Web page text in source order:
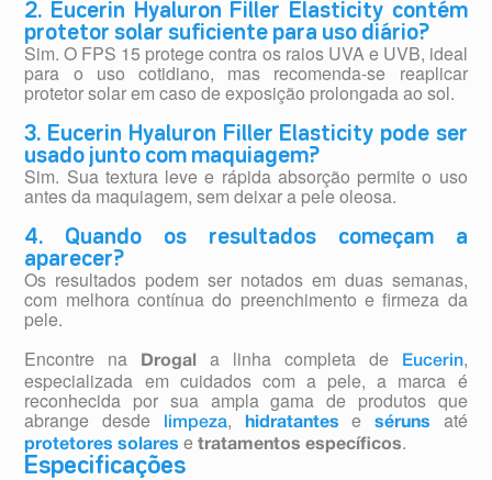
2. Eucerin Hyaluron Filler Elasticity contém
protetor solar suficiente para uso diário?
Sim. O FPS 15 protege contra os raios UVA e UVB, ideal
para o uso cotidiano, mas recomenda-se reaplicar
protetor solar em caso de exposição prolongada ao sol.
3. Eucerin Hyaluron Filler Elasticity pode ser
usado junto com maquiagem?
Sim. Sua textura leve e rápida absorção permite o uso
antes da maquiagem, sem deixar a pele oleosa.
4. Quando os resultados começam a
aparecer?
Os resultados podem ser notados em duas semanas,
com melhora contínua do preenchimento e firmeza da
pele.
Encontre na
Drogal a linha completa de Eucerin,
especializada em cuidados com a pele, a marca é
reconhecida por sua ampla gama de produtos que
abrange desde limpeza, hidratantes e séruns até
protetores solares etratamentos específicos.
Especificações